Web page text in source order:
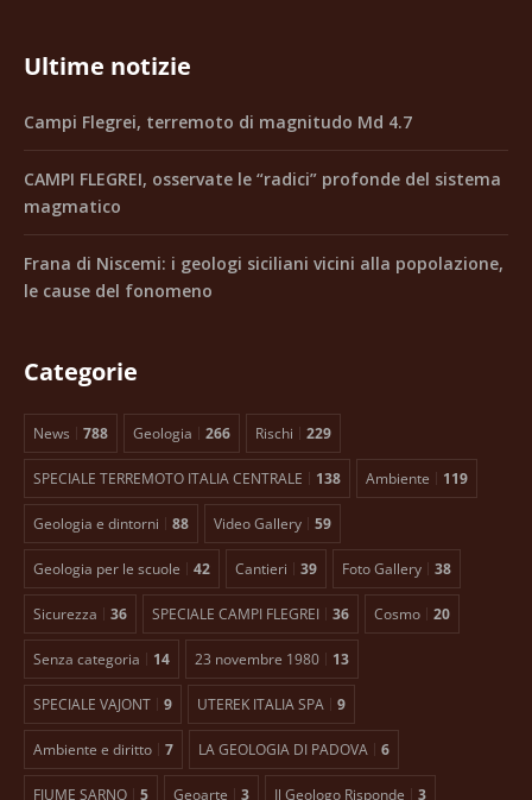
Ultime notizie
Campi Flegrei, terremoto di magnitudo Md 4.7
CAMPI FLEGREI, osservate le “radici” profonde del sistema
magmatico
Frana di Niscemi: i geologi siciliani vicini alla popolazione,
le cause del fonomeno
Categorie
News 788 Geologia 266 Rischi 229
SPECIALE TERREMOTO ITALIA CENTRALE 138 Ambiente 119
Geologia e dintorni 88 Video Gallery 59
Geologia per le scuole 42 Cantieri 39 Foto Gallery 38
Sicurezza 36 SPECIALE CAMPI FLEGREI 36 Cosmo 20
Senza categoria 14 23 novembre 1980 13
SPECIALE VAJONT 9 UTEREK ITALIA SPA 9
Ambiente e diritto 7 LA GEOLOGIA DI PADOVA 6
FIUME SARNO 5 Geoarte 3 Il Geologo Risponde 3